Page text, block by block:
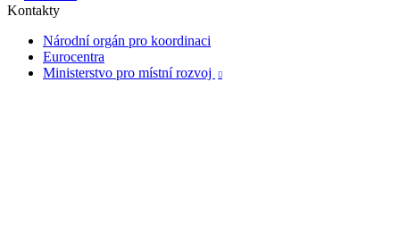
Kontakty
Národní orgán pro koordinaci
Eurocentra
Ministerstvo pro místní rozvoj
